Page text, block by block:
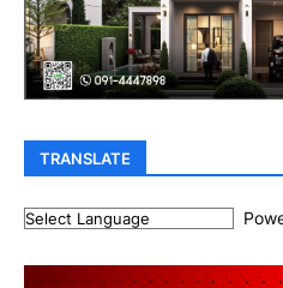
TRANSLATE
. . . . . . . . . . . . . . . . .